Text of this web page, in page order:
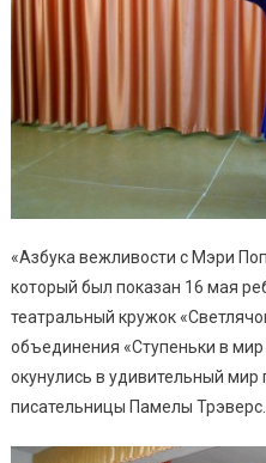
«Азбука вежливости с Мэри
который был показан 16 мая
театральный кружок
объединения «Ступеньки в мир
окунулись в удивительный
писательницы Памелы Трэверс.